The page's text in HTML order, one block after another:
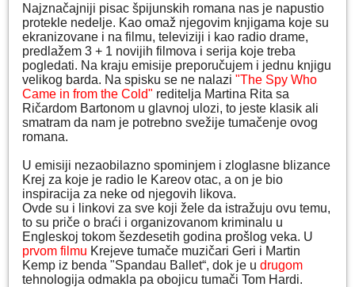
Najznačajniji pisac špijunskih romana nas je napustio
protekle nedelje. Kao omaž njegovim knjigama koje su
ekranizovane i na filmu, televiziji i kao radio drame,
predlažem 3 + 1 novijih filmova i serija koje treba
pogledati. Na kraju emisije preporučujem i jednu knjigu
velikog barda. Na spisku se ne nalazi "The Spy Who
Came in from the Cold" reditelja Martina Rita sa
Ričardom Bartonom u glavnoj ulozi, to jeste klasik ali
smatram da nam je potrebno svežije tumačenje ovog
romana.
U emisiji nezaobilazno spominjem i zloglasne blizance
Krej za koje je radio le Kareov otac, a on je bio
inspiracija za neke od njegovih likova.
Ovde su i linkovi za sve koji žele da istražuju ovu temu,
to su priče o braći i organizovanom kriminalu u
Engleskoj tokom šezdesetih godina prošlog veka. U
prvom filmu Krejeve tumače muzičari Geri i Martin
Kemp iz benda "Spandau Ballet“, dok je u drugom
tehnologija odmakla pa obojicu tumači Tom Hardi.